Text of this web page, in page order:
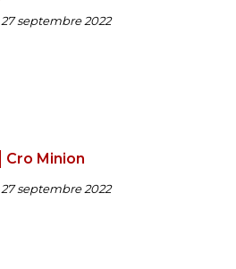
27 septembre 2022
Cro Minion
27 septembre 2022